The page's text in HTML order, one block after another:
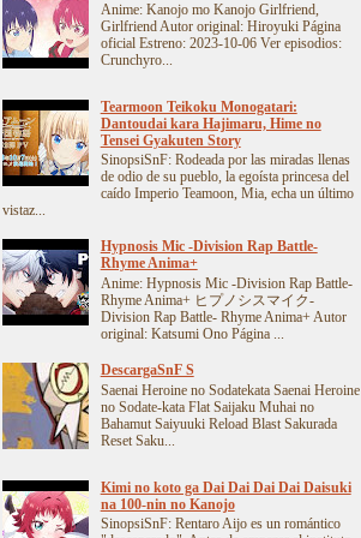
Anime: Kanojo mo Kanojo Girlfriend,
Girlfriend Autor original: Hiroyuki Página
oficial Estreno: 2023-10-06 Ver episodios:
Crunchyro...
Tearmoon Teikoku Monogatari:
Dantoudai kara Hajimaru, Hime no
Tensei Gyakuten Story
SinopsiSnF: Rodeada por las miradas llenas
de odio de su pueblo, la egoísta princesa del
caído Imperio Teamoon, Mia, echa un último
vistaz...
Hypnosis Mic -Division Rap Battle-
Rhyme Anima+
Anime: Hypnosis Mic -Division Rap Battle-
Rhyme Anima+ ヒプノシスマイク-
Division Rap Battle- Rhyme Anima+ Autor
original: Katsumi Ono Página ...
DescargaSnF S
Saenai Heroine no Sodatekata Saenai Heroine
no Sodate-kata Flat Saijaku Muhai no
Bahamut Saiyuuki Reload Blast Sakurada
Reset Saku...
Kimi no koto ga Dai Dai Dai Dai Daisuki
na 100-nin no Kanojo
SinopsiSnF: Rentaro Aijo es un romántico